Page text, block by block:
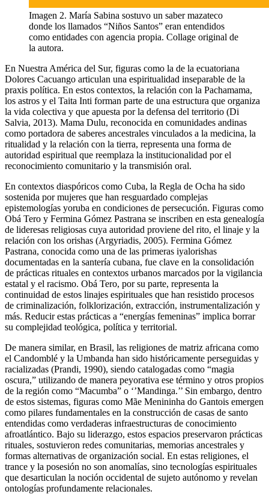
Imagen 2. María Sabina sostuvo un saber mazateco
donde los llamados “Niños Santos” eran entendidos
como entidades con agencia propia. Collage original de
la autora.
En Nuestra América del Sur, figuras como la de la ecuatoriana
Dolores Cacuango articulan una espiritualidad inseparable de la
praxis política. En estos contextos, la relación con la Pachamama,
los astros y el Taita Inti forman parte de una estructura que organiza
la vida colectiva y que apuesta por la defensa del territorio (Di
Salvia, 2013). Mama Dulu, reconocida en comunidades andinas
como portadora de saberes ancestrales vinculados a la medicina, la
ritualidad y la relación con la tierra, representa una forma de
autoridad espiritual que reemplaza la institucionalidad por el
reconocimiento comunitario y la transmisión oral.
En contextos diaspóricos como Cuba, la Regla de Ocha ha sido
sostenida por mujeres que han resguardado complejas
epistemologías yoruba en condiciones de persecución. Figuras como
Obá Tero y Fermina Gómez Pastrana se inscriben en esta genealogía
de lideresas religiosas cuya autoridad proviene del rito, el linaje y la
relación con los orishas (Argyriadis, 2005). Fermina Gómez
Pastrana, conocida como una de las primeras iyalorishas
documentadas en la santería cubana, fue clave en la consolidación
de prácticas rituales en contextos urbanos marcados por la vigilancia
estatal y el racismo. Obá Tero, por su parte, representa la
continuidad de estos linajes espirituales que han resistido procesos
de criminalización, folklorización, extracción, instrumentalización y
más. Reducir estas prácticas a “energías femeninas” implica borrar
su complejidad teológica, política y territorial.
De manera similar, en Brasil, las religiones de matriz africana como
el Candomblé y la Umbanda han sido históricamente perseguidas y
racializadas (Prandi, 1990), siendo catalogadas como “magia
oscura,” utilizando de manera peyorativa ese término y otros propios
de la región como “Macumba” o ‘’Mandinga.’’ Sin embargo, dentro
de estos sistemas, figuras como Mãe Menininha do Gantois emergen
como pilares fundamentales en la construcción de casas de santo
entendidas como verdaderas infraestructuras de conocimiento
afroatlántico. Bajo su liderazgo, estos espacios preservaron prácticas
rituales, sostuvieron redes comunitarias, memorias ancestrales y
formas alternativas de organización social. En estas religiones, el
trance y la posesión no son anomalías, sino tecnologías espirituales
que desarticulan la noción occidental de sujeto autónomo y revelan
ontologías profundamente relacionales.